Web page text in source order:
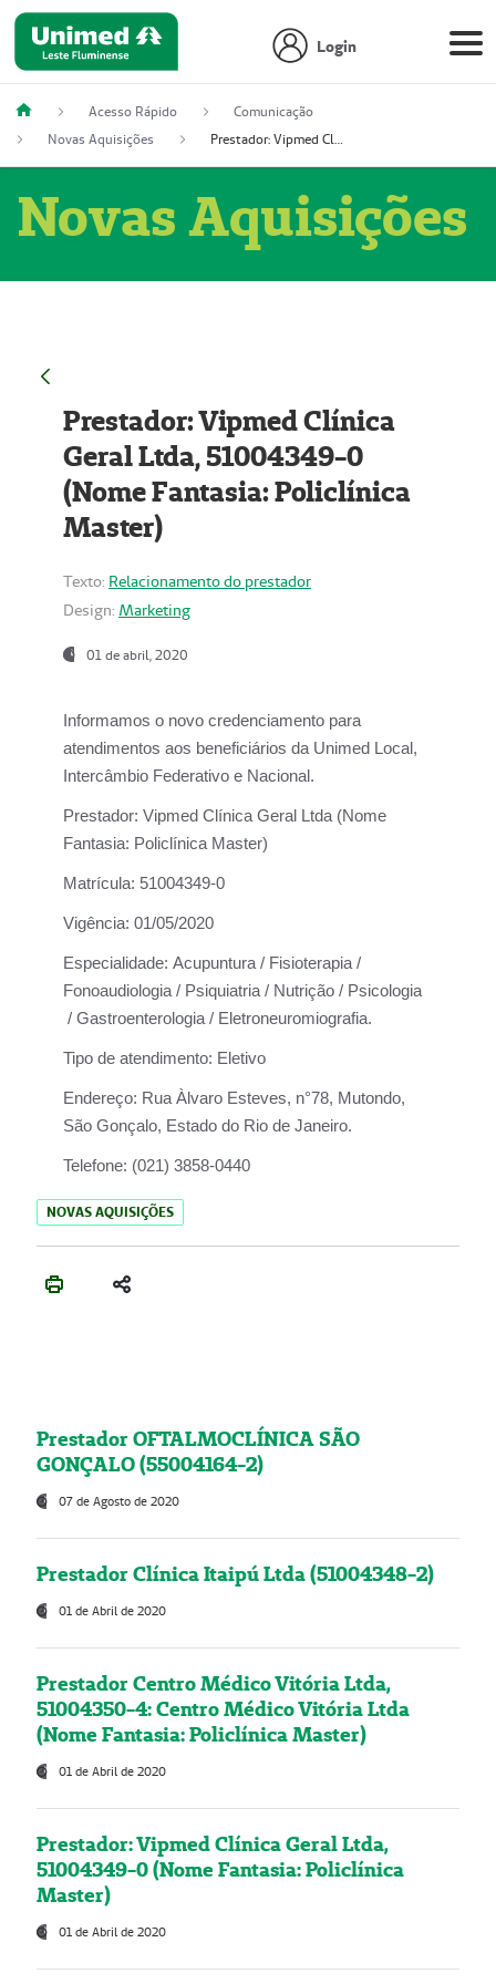
Login
Acesso Rápido
Comunicação
Novas Aquisições
Prestador: Vipmed Clínica Geral Ltda, 51004349-0 (Nome Fantasia: Policlínica Master)
Novas Aquisições
Prestador: Vipmed Clínica
Geral Ltda, 51004349-0
(Nome Fantasia: Policlínica
Master)
Texto: Relacionamento do prestador
Design: Marketing
01 de abril, 2020
Informamos o novo credenciamento para
atendimentos aos beneficiários da Unimed Local,
Intercâmbio Federativo e Nacional.
Prestador: Vipmed Clínica Geral Ltda (Nome
Fantasia: Policlínica Master)
Matrícula: 51004349-0
Vigência: 01/05/2020
Especialidade: Acupuntura / Fisioterapia /
Fonoaudiologia / Psiquiatria / Nutrição / Psicologia
/ Gastroenterologia / Eletroneuromiografia.
Tipo de atendimento: Eletivo
Endereço: Rua Àlvaro Esteves, n°78, Mutondo,
São Gonçalo, Estado do Rio de Janeiro.
Telefone: (021) 3858-0440
NOVAS AQUISIÇÕES
Prestador OFTALMOCLÍNICA SÃO
GONÇALO (55004164-2)
07 de Agosto de 2020
Prestador Clínica Itaipú Ltda (51004348-2)
01 de Abril de 2020
Prestador Centro Médico Vitória Ltda,
51004350-4: Centro Médico Vitória Ltda
(Nome Fantasia: Policlínica Master)
01 de Abril de 2020
Prestador: Vipmed Clínica Geral Ltda,
51004349-0 (Nome Fantasia: Policlínica
Master)
01 de Abril de 2020